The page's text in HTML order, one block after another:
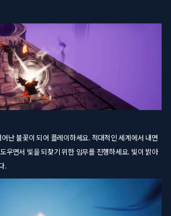
난 불꽃이 되어 플레이하세요. 적대적인 세계에서 내면
우면서 빛을 되찾기 위한 임무를 진행하세요. 빛이 밝아
.